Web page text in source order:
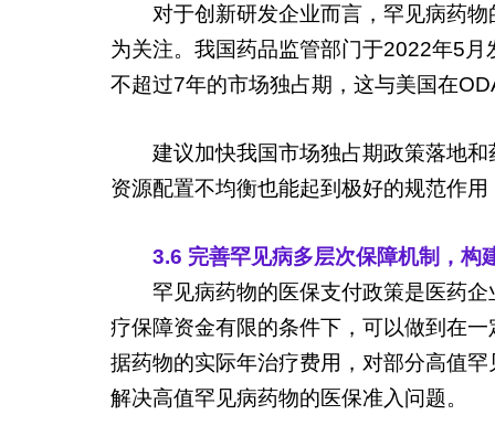
对于创新研发企业而言，罕见病药
为关注。我国药品监管部门于2022年5
不超过7年的市场独占期，这与美国在
建议加快我国市场独占期政策落地
资源配置不均衡也能起到极好的规范作
3.6 完善罕见病多层次保障机制，构
罕见病药物的医保支付政策是医药
疗保障资金有限的条件下，可以做到在
据药物的实际年治疗费用，对部分高值
解决高值罕见病药物的医保准入问题。